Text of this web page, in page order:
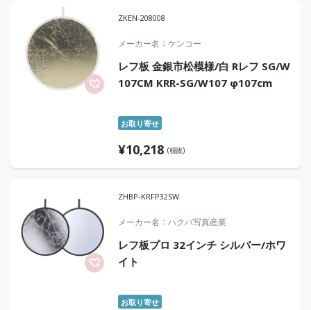
ZKEN-208008
メーカー名 ケンコー
レフ板 金銀市松模様/白 Rレフ SG/W
107CM KRR-SG/W107 φ107cm
お取り寄せ
¥10,218 (税抜)
ZHBP-KRFP32SW
メーカー名 ハクバ写真産業
レフ板プロ 32インチ シルバー/ホワ
イト
お取り寄せ